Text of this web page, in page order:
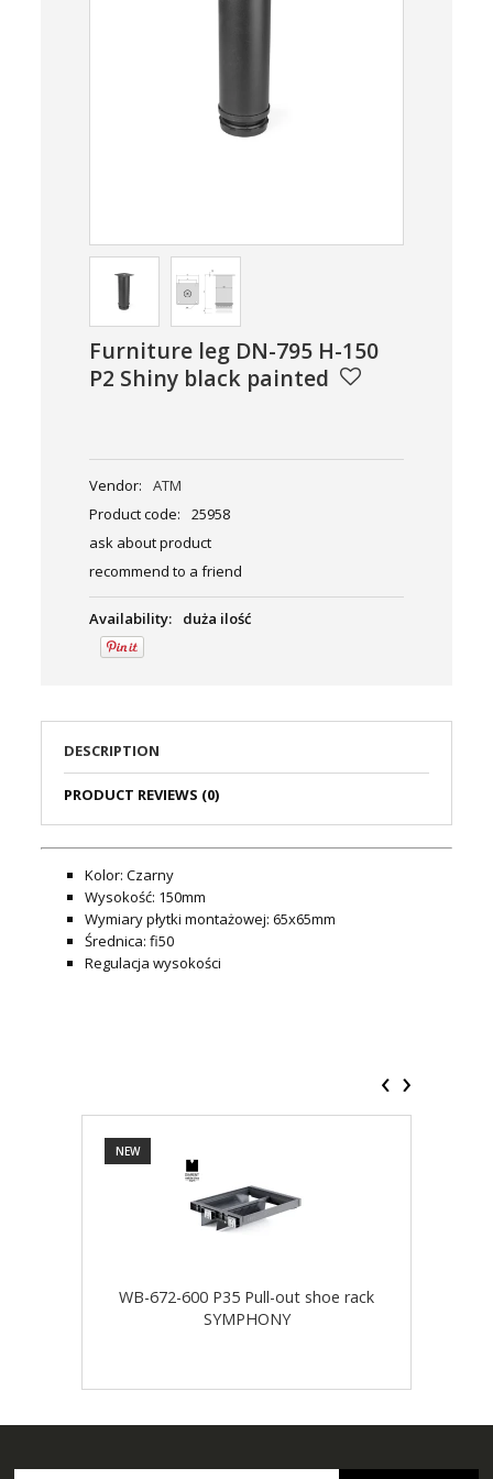
Furniture leg DN-795 H-150
P2 Shiny black painted
Vendor:
ATM
Product code:
25958
ask about product
recommend to a friend
Availability: duża ilość
DESCRIPTION
PRODUCT REVIEWS (0)
Kolor: Czarny
Wysokość: 150mm
Wymiary płytki montażowej: 65x65mm
Średnica: fi50
Regulacja wysokości
WB-672-600 P35 Pull-out shoe rack
SYMPHONY
NEW
‹ ›